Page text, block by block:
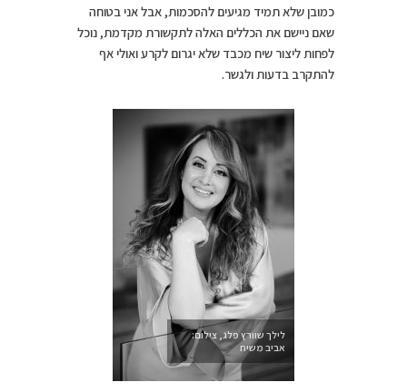
כמובן שלא תמיד מגיעים להסכמות, אבל אני בטוחה
שאם ניישם את הכללים האלה לתקשורת מקדמת, נוכל
לפחות ליצור שיח מכבד שלא יגרום לקרע ואולי אף
להתקרב בדעות ולגשר.
לילך שוורץ פלג, צילום:
אביב משיח